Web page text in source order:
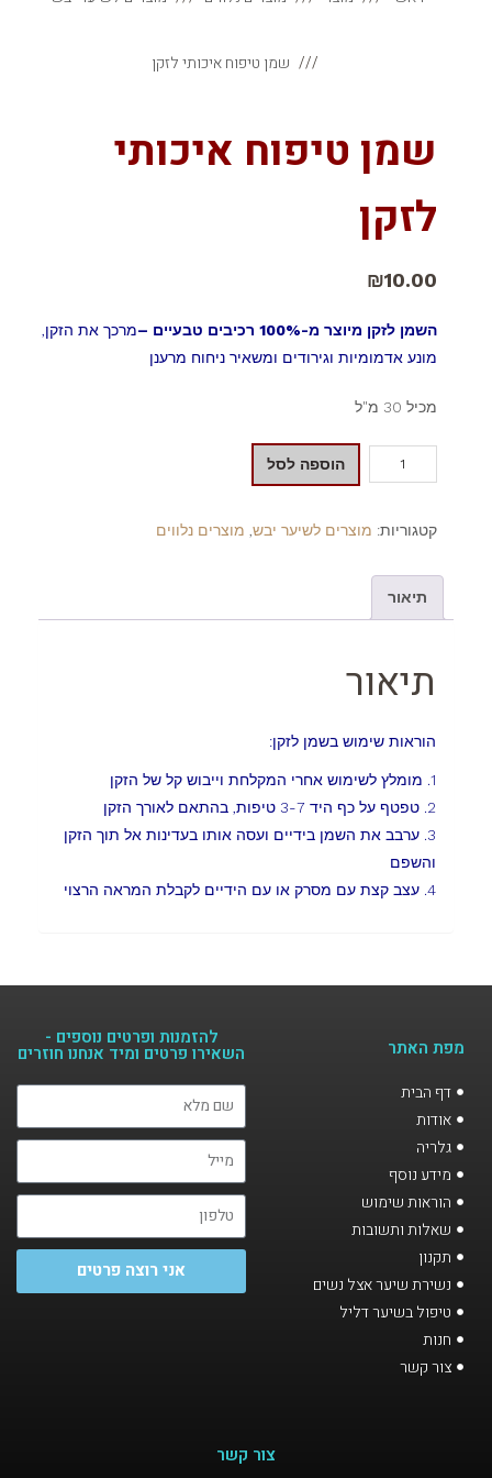
שמן טיפוח איכותי לזקן
שמן טיפוח איכותי
לזקן
₪10.00
השמן לזקן מיוצר מ-100% רכיבים טבעיים –
מרכך את הזקן,
מונע אדמומיות וגירודים ומשאיר ניחוח מרענן
מכיל 30 מ"ל
הוספה לסל
קטגוריות: מוצרים לשיער יבש מוצרים נלווים
תיאור
תיאור
הוראות שימוש בשמן לזקן:
1. מומלץ לשימוש אחרי המקלחת וייבוש קל של הזקן
2. טפטף על כף היד 3-7 טיפות, בהתאם לאורך הזקן
3. ערבב את השמן בידיים ועסה אותו בעדינות אל תוך הזקן
והשפם
4. עצב קצת עם מסרק או עם הידיים לקבלת המראה הרצוי
מפת האתר
דף הבית
אודות
גלריה
מידע נוסף
הוראות שימוש
שאלות ותשובות
תקנון
נשירת שיער אצל נשים
טיפול בשיער דליל
חנות
צור קשר
להזמנות ופרטים נוספים -
השאירו פרטים ומיד אנחנו חוזרים​
אני רוצה פרטים
צור קשר